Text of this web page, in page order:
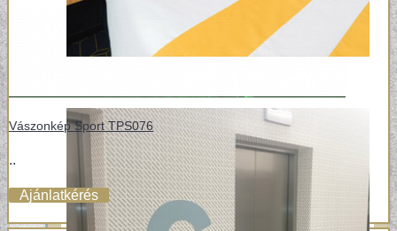
Vászonkép Sport TPS076
..
Ajánlatkérés